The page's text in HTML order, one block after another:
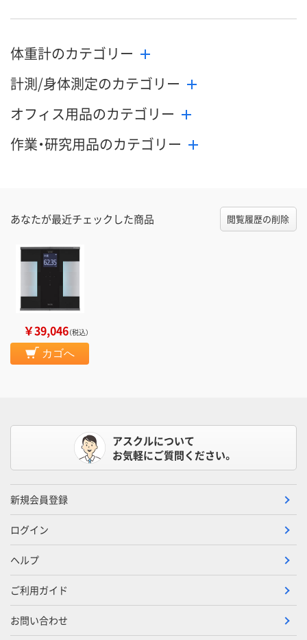
体重計のカテゴリー
計測/身体測定のカテゴリー
オフィス用品のカテゴリー
作業・研究用品のカテゴリー
あなたが最近チェックした商品 閲覧履歴の削除
￥39,046（税込）
カゴへ
アスクルについて
お気軽にご質問ください。
新規会員登録
ログイン
ヘルプ
ご利用ガイド
お問い合わせ